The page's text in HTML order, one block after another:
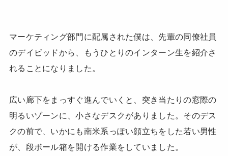
マーケティング部門に配属された僕は、先輩の同僚社員
のデイビッドから、もうひとりのインターン生を紹介さ
れることになりました。
広い廊下をまっすぐ進んでいくと、突き当たりの窓際の
明るいゾーンに、小さなデスクがありました。そのデス
クの前で、いかにも南米系っぽい顔立ちをした若い男性
が、段ボール箱を開ける作業をしていました。